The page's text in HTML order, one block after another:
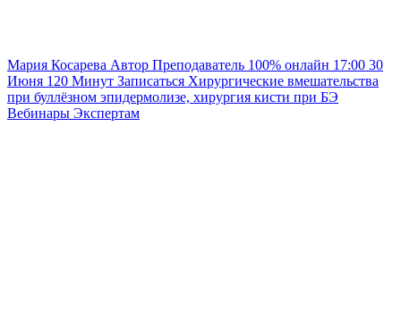
Мария Косарева Автор Преподаватель 100% онлайн 17:00 30
Июня 120 Минут Записаться Хирургические вмешательства
при буллёзном эпидермолизе, хирургия кисти при БЭ
Вебинары Экспертам